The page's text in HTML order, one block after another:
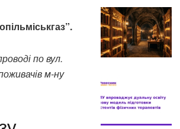
по вул.
м-ну